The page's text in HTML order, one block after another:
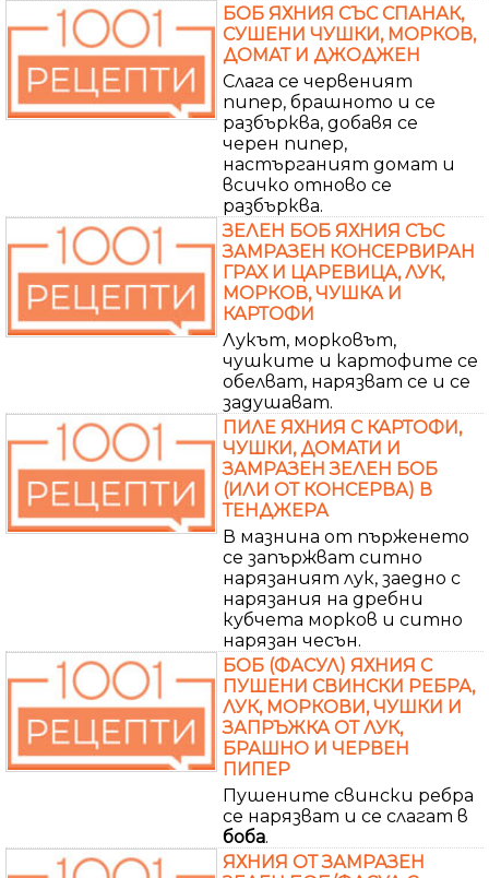
БОБ ЯХНИЯ СЪС СПАНАК,
СУШЕНИ ЧУШКИ, МОРКОВ,
ДОМАТ И ДЖОДЖЕН
Слага се червеният
пипер, брашното и се
разбърква, добавя се
черен пипер,
настърганият домат и
всичко отново се
разбърква.
ЗЕЛЕН БОБ ЯХНИЯ СЪС
ЗАМРАЗЕН КОНСЕРВИРАН
ГРАХ И ЦАРЕВИЦА, ЛУК,
МОРКОВ, ЧУШКА И
КАРТОФИ
Лукът, морковът,
чушките и картофите се
обелват, нарязват се и се
задушават.
ПИЛЕ ЯХНИЯ С КАРТОФИ,
ЧУШКИ, ДОМАТИ И
ЗАМРАЗЕН ЗЕЛЕН БОБ
(ИЛИ ОТ КОНСЕРВА) В
ТЕНДЖЕРА
В мазнина от пърженето
се запържват ситно
нарязаният лук, заедно с
нарязания на дребни
кубчета морков и ситно
нарязан чесън.
БОБ (ФАСУЛ) ЯХНИЯ С
ПУШЕНИ СВИНСКИ РЕБРА,
ЛУК, МОРКОВИ, ЧУШКИ И
ЗАПРЪЖКА ОТ ЛУК,
БРАШНО И ЧЕРВЕН
ПИПЕР
Пушените свински ребра
се нарязват и се слагат в
боба.
ЯХНИЯ ОТ ЗАМРАЗЕН